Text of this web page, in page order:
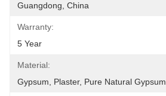
Guangdong, China
Warranty:
5 Year
Material:
Gypsum, Plaster, Pure Natural Gypsum